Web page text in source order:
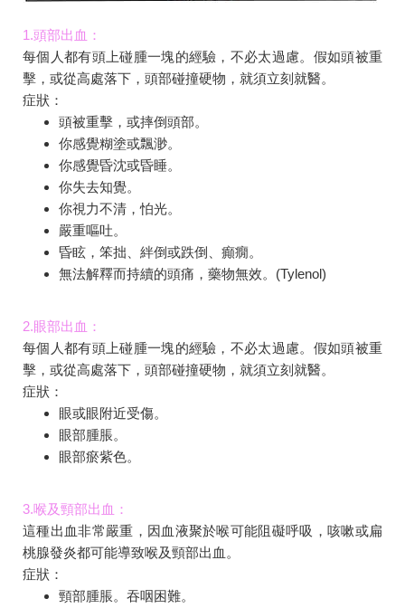
1.頭部出血：
每個人都有頭上碰腫一塊的經驗，不必太過慮。假如頭被重
擊，或從高處落下，頭部碰撞硬物，就須立刻就醫。
症狀：
頭被重擊，或摔倒頭部。
你感覺糊塗或飄渺。
你感覺昏沈或昏睡。
你失去知覺。
你視力不清，怕光。
嚴重嘔吐。
昏眩，笨拙、絆倒或跌倒、癲癇。
無法解釋而持續的頭痛，藥物無效。(Tylenol)
2.眼部出血：
每個人都有頭上碰腫一塊的經驗，不必太過慮。假如頭被重
擊，或從高處落下，頭部碰撞硬物，就須立刻就醫。
症狀：
眼或眼附近受傷。
眼部腫脹。
眼部瘀紫色。
3.喉及頸部出血：
這種出血非常嚴重，因血液聚於喉可能阻礙呼吸，咳嗽或扁
桃腺發炎都可能導致喉及頸部出血。
症狀：
頸部腫脹。吞咽困難。